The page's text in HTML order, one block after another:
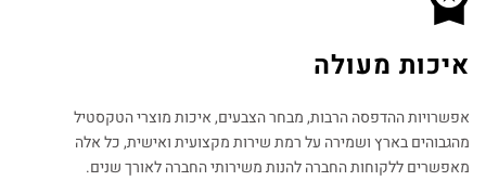
איכות מעולה
אפשרויות ההדפסה הרבות, מבחר הצבעים, איכות מוצרי הטקסטיל
מהגבוהים בארץ ושמירה על רמת שירות מקצועית ואישית, כל אלה
מאפשרים ללקוחות החברה להנות משירותי החברה לאורך שנים.